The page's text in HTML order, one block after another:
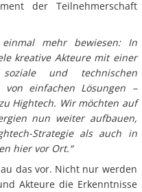
der Teilnehmerschaft
einmal mehr bewiesen: In
kreative Akteure mit einer
und technischen
von einfachen Lösungen –
Hightech. Wir möchten auf
nun weiter aufbauen,
Strategie als auch in
hier vor Ort.“
das vor. Nicht nur werden
Akteure die Erkenntnisse